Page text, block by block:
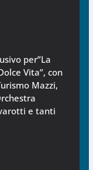
per”La
Vita”, con
Mazzi,
e tanti